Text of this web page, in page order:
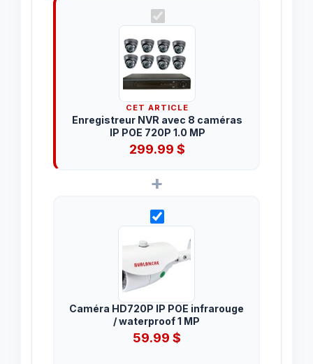
CET ARTICLE
Enregistreur NVR avec 8 caméras
IP POE 720P 1.0 MP
299.99$
+
Caméra HD720P IP POE infrarouge
/ waterproof 1 MP
59.99 $